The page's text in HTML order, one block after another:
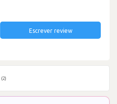
Escrever review
(2)